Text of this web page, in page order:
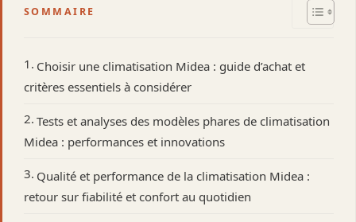
SOMMAIRE
Choisir une climatisation Midea : guide d’achat et
critères essentiels à considérer
Tests et analyses des modèles phares de climatisation
Midea : performances et innovations
Qualité et performance de la climatisation Midea :
retour sur fiabilité et confort au quotidien